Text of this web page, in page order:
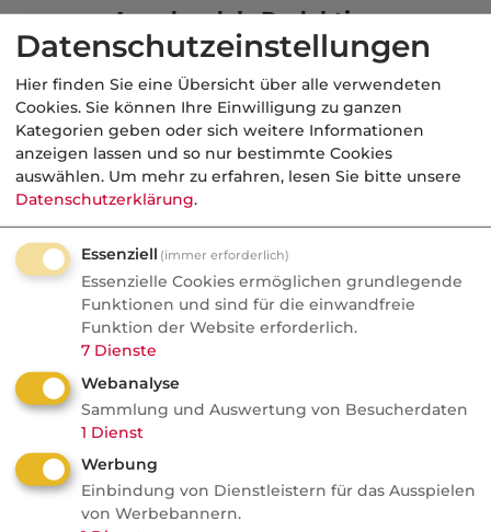
Aus der dvb-Redaktion
geförderte AV
Nachrichten
Altersvorsorgedepot:
Bedrohung oder Chance für
Vermittler?
AVD ab 2027: Bedrohung oder
Goldgrube? blau-direkt-COO Stephan
Schinnenburg verrät im Podcast, warum
Neobroker längst Kunden anschreiben
und welche Produkte doch Provision
bringen.
Datenschutzeinstellungen
Hier finden Sie eine Übersicht über alle verwendeten
Cookies. Sie können Ihre Einwilligung zu ganzen
Kategorien geben oder sich weitere Informationen
anzeigen lassen und so nur bestimmte Cookies
auswählen. Um mehr zu erfahren, lesen Sie bitte unsere
Datenschutzerklärung.
Essenziell (immer erforderlich)
Essenzielle Cookies ermöglichen grundlegende
Funktionen und sind für die einwandfreie
Funktion der Website erforderlich.
7 Dienste
Webanalyse
Sammlung und Auswertung von Besucherdaten
1 Dienst
Werbung
Einbindung von Dienstleistern für das Ausspielen
von Werbebannern.